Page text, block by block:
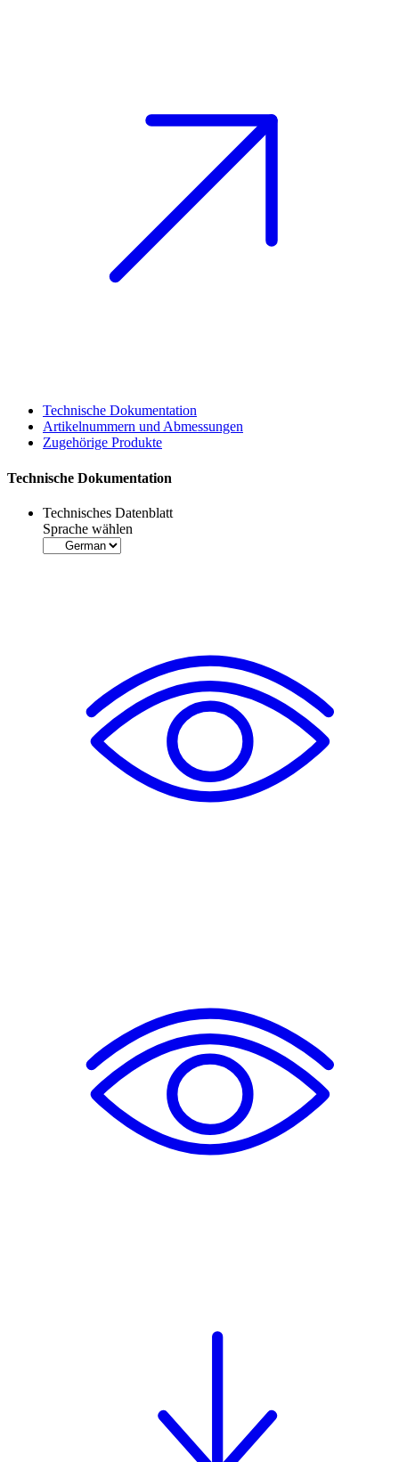
Technische Dokumentation
Artikelnummern und Abmessungen
Zugehörige Produkte
Technische Dokumentation
Technisches Datenblatt
Sprache wählen